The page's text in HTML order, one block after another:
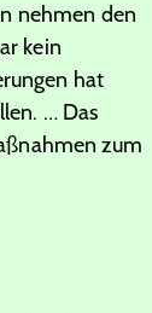
nehmen den
kein
hat
… Das
zum